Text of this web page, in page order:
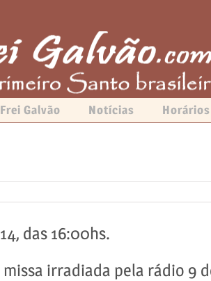
Frei Galvão Notícias Horários
das 16:00hs.
irradiada pela rádio 9